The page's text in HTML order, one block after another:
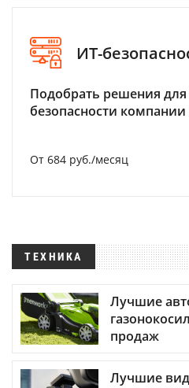
ИТ-
Подобрать решения
безопасности компании
От 684 руб./месяц
ТЕХНИКА
Лучшие
продаж
Лучшие